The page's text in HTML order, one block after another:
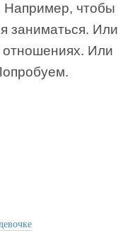
Например, чтобы
заниматься. Или
отношениях. Или